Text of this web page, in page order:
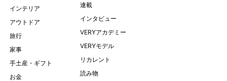
インテリア
アウトドア
旅行
家事
手土産・ギフト
お金
連載
インタビュー
VERYアカデミー
VERYモデル
リカレント
読み物